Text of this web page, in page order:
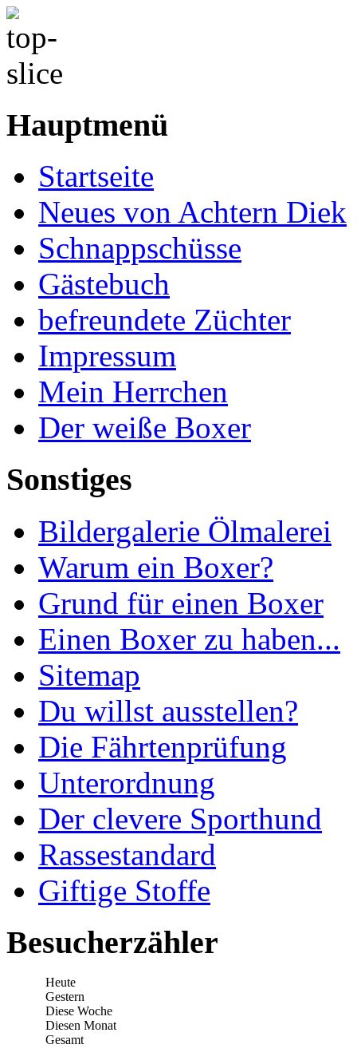
Hauptmenü
Startseite
Neues von Achtern Diek
Schnappschüsse
Gästebuch
befreundete Züchter
Impressum
Mein Herrchen
Der weiße Boxer
Sonstiges
Bildergalerie Ölmalerei
Warum ein Boxer?
Grund für einen Boxer
Einen Boxer zu haben...
Sitemap
Du willst ausstellen?
Die Fährtenprüfung
Unterordnung
Der clevere Sporthund
Rassestandard
Giftige Stoffe
Besucherzähler
Heute
Gestern
Diese Woche
Diesen Monat
Gesamt